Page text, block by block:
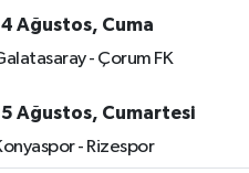
Ağustos, Cuma
- Çorum FK
Ağustos, Cumartesi
- Rizespor